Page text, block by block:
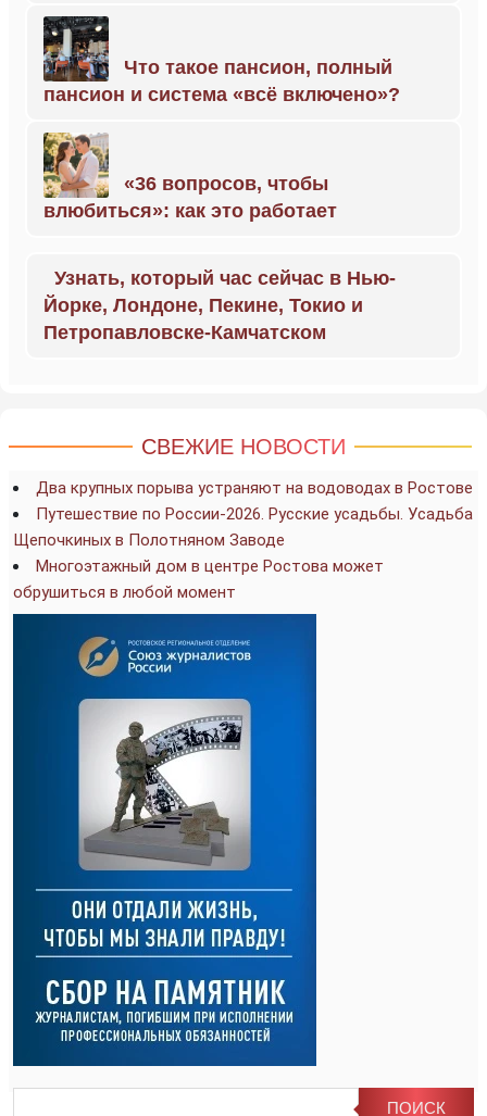
Что такое пансион, полный
пансион и система «всё включено»?
«36 вопросов, чтобы
влюбиться»: как это работает
Узнать, который час сейчас в Нью-
Йорке, Лондоне, Пекине, Токио и
Петропавловске-Камчатском
СВЕЖИЕ НОВОСТИ
Два крупных порыва устраняют на водоводах в Ростове
Путешествие по России-2026. Русские усадьбы. Усадьба
Щепочкиных в Полотняном Заводе
Многоэтажный дом в центре Ростова может
обрушиться в любой момент